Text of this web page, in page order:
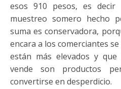
esos 910 pesos, es
muestreo somero hecho
suma es conservadora,
encara a los comerciantes
están más elevados y
vende son productos
convertirse en desperdicio.